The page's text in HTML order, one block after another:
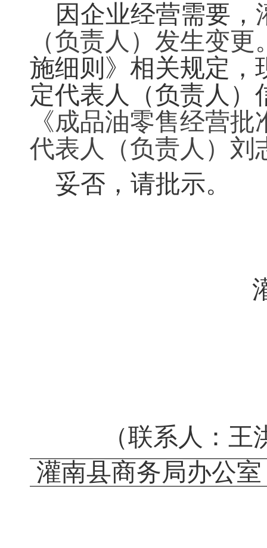
因企业经营需要 ，
（负责人）发生变更
施细则》相关规定 ，
定代表人（负责人）
《成品油零售经营
代表人（负责人）刘
妥否 ， 请批示。
（联系人：王
灌南县商务局办公室